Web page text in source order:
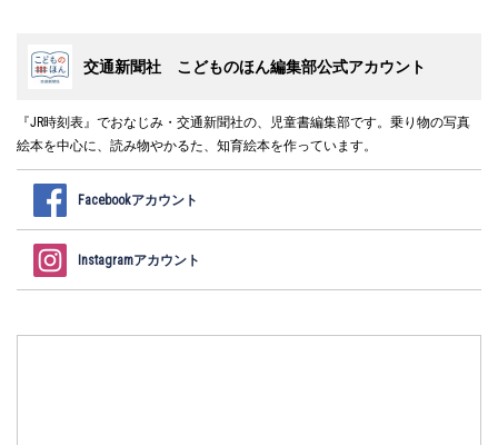
交通新聞社 こどものほん編集部公式アカウント
『JR時刻表』でおなじみ・交通新聞社の、児童書編集部です。乗り物の写真
絵本を中心に、読み物やかるた、知育絵本を作っています。
Facebookアカウント
Instagramアカウント